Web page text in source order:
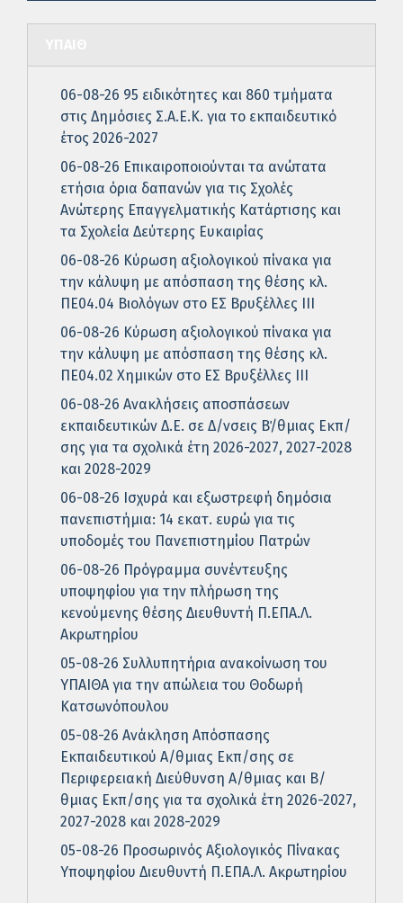
06-08-26 95 ειδικότητες και 860 τμήματα
στις Δημόσιες Σ.Α.Ε.Κ. για το εκπαιδευτικό
έτος 2026-2027
06-08-26 Επικαιροποιούνται τα ανώτατα
ετήσια όρια δαπανών για τις Σχολές
Ανώτερης Επαγγελματικής Κατάρτισης και
τα Σχολεία Δεύτερης Ευκαιρίας
06-08-26 Κύρωση αξιολογικού πίνακα για
την κάλυψη με απόσπαση της θέσης κλ.
ΠΕ04.04 Βιολόγων στο ΕΣ Βρυξέλλες ΙΙΙ
06-08-26 Κύρωση αξιολογικού πίνακα για
την κάλυψη με απόσπαση της θέσης κλ.
ΠΕ04.02 Χημικών στο ΕΣ Βρυξέλλες ΙΙΙ
06-08-26 Ανακλήσεις αποσπάσεων
εκπαιδευτικών Δ.Ε. σε Δ/νσεις Β΄/θμιας Εκπ/
σης για τα σχολικά έτη 2026-2027, 2027-2028
και 2028-2029
06-08-26 Ισχυρά και εξωστρεφή δημόσια
πανεπιστήμια: 14 εκατ. ευρώ για τις
υποδομές του Πανεπιστημίου Πατρών
06-08-26 Πρόγραμμα συνέντευξης
υποψηφίου για την πλήρωση της
κενούμενης θέσης Διευθυντή Π.ΕΠΑ.Λ.
Ακρωτηρίου
05-08-26 Συλλυπητήρια ανακοίνωση του
ΥΠΑΙΘΑ για την απώλεια του Θοδωρή
Κατσωνόπουλου
05-08-26 Ανάκληση Απόσπασης
Εκπαιδευτικού Α/θμιας Εκπ/σης σε
Περιφερειακή Διεύθυνση Α/θμιας και Β/
θμιας Εκπ/σης για τα σχολικά έτη 2026-2027,
2027-2028 και 2028-2029
05-08-26 Προσωρινός Αξιολογικός Πίνακας
Υποψηφίου Διευθυντή Π.ΕΠΑ.Λ. Ακρωτηρίου